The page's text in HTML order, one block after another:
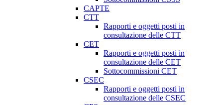
CAPTE
CTT
Rapporti e oggetti posti in
consultazione delle CTT
CET
Rapporti e oggetti posti in
consultazione delle CET
Sottocommissioni CET
CSEC
Rapporti e oggetti posti in
consultazione delle CSEC